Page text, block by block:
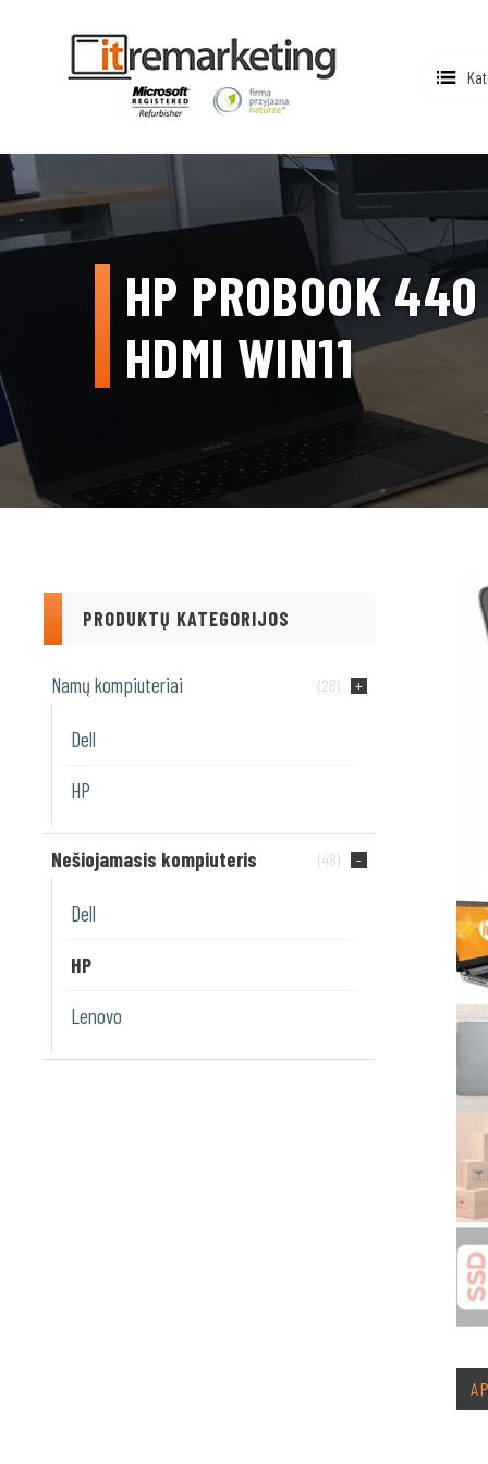
HP PROBOOK
HDMI WIN11
PRODUKTŲ KATEGORIJOS
Namų kompiuteriai (26)
Dell
HP
Nešiojamasis kompiuteris (48)
Dell
HP
Lenovo